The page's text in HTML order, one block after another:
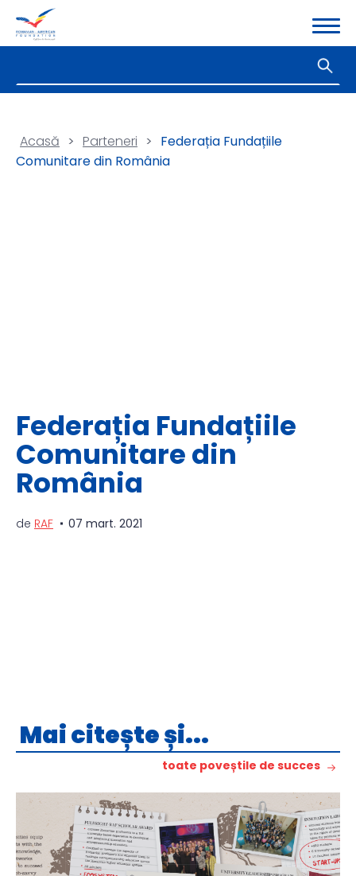
Acasă > Parteneri > Federația Fundațiile
Comunitare din România
Federația Fundațiile
Comunitare din
România
de RAF 07 mart. 2021
Mai citește și...
toate poveștile de succes